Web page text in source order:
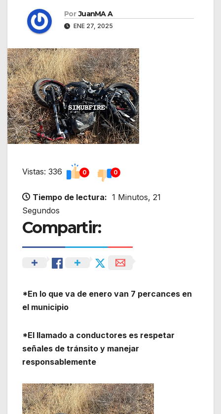
Por JuanMA A
ENE 27, 2025
Vistas: 336 0 0
Tiempo de lectura: 1 Minutos, 21
Segundos
Compartir:
*En lo que va de enero van 7 percances en
el municipio
*El llamado a conductores es respetar
señales de tránsito y manejar
responsablemente